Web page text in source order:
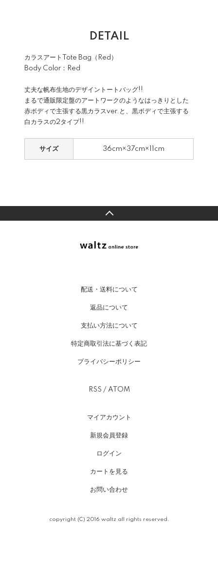
DETAIL
カラスアートTote Bag（Red）
Body Color：Red
丈夫な帆布生地のデザイントートバッグ!!
まるで通販限定盤のアートワークのようなはっきりとした
赤ボディで主張する黒カラスver.と、黒ボディで主張する
白カラスの2タイプ!!
サイズ 36cm×37cm×11cm
配送・送料について
返品について
支払い方法について
特定商取引法に基づく表記
プライバシーポリシー
RSS / ATOM
マイアカウント
新規会員登録
ログイン
カートを見る
お問い合わせ
copyright (C) 2016 waltz all rights reserved.